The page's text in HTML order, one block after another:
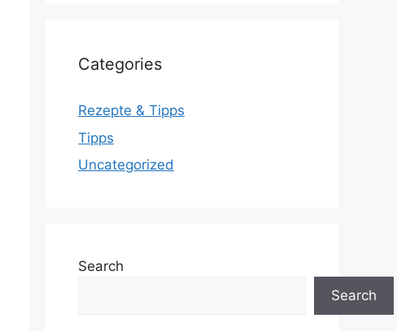
Categories
Rezepte & Tipps
Tipps
Uncategorized
Search
Search